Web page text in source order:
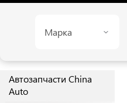
Марка
Автозапчасти China
Auto